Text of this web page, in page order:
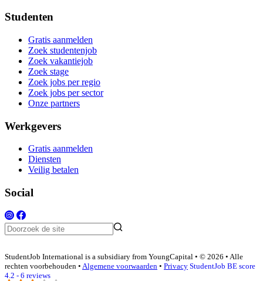
Studenten
Gratis aanmelden
Zoek studentenjob
Zoek vakantiejob
Zoek stage
Zoek jobs per regio
Zoek jobs per sector
Onze partners
Werkgevers
Gratis aanmelden
Diensten
Veilig betalen
Social
StudentJob International is a subsidiary from YoungCapital • © 2026 • Alle
rechten voorbehouden • Algemene voorwaarden • Privacy StudentJob BE score
4.2 - 6 reviews